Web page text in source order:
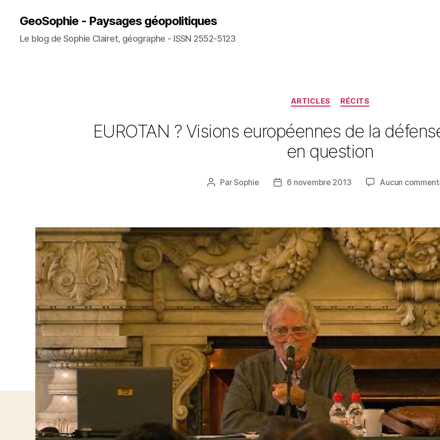
GeoSophie - Paysages géopolitiques
Le blog de Sophie Clairet, géographe - ISSN 2552-5123
Catégories
ARTICLES RÉCITS
EUROTAN ? Visions européennes de la
en question
Auteur
ParSophie
Date6 novembre 2013 Aucun